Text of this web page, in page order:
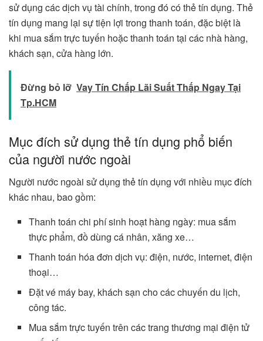
sử dụng các dịch vụ tài chính, trong đó có thẻ tín dụng. Thẻ
tín dụng mang lại sự tiện lợi trong thanh toán, đặc biệt là
khi mua sắm trực tuyến hoặc thanh toán tại các nhà hàng,
khách sạn, cửa hàng lớn.
Đừng bỏ lỡ Vay Tín Chấp Lãi Suất Thấp Ngay Tại
Tp.HCM
Mục đích sử dụng thẻ tín dụng phổ biến
của người nước ngoài
Người nước ngoài sử dụng thẻ tín dụng với nhiều mục đích
khác nhau, bao gồm:
Thanh toán chi phí sinh hoạt hàng ngày: mua sắm
thực phẩm, đồ dùng cá nhân, xăng xe…
Thanh toán hóa đơn dịch vụ: điện, nước, internet, điện
thoại…
Đặt vé máy bay, khách sạn cho các chuyến du lịch,
công tác.
Mua sắm trực tuyến trên các trang thương mại điện tử